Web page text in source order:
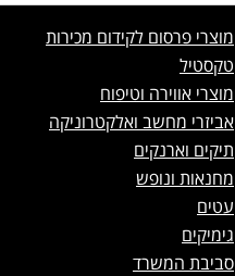
מוצרי פרסום לקידום מכירות
טקסטיל
מוצרי אווירה וטיפוח
אביזרי מחשב ואלקטרוניקה
תיקים וארנקים
מחנאות ונופש
עטים
גימיקים
סביבת המשרד